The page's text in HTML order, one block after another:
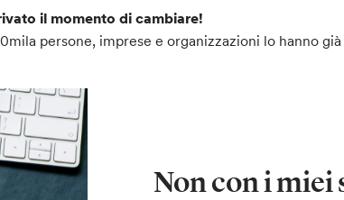
il momento di cambiare!
persone, imprese e organizzazioni lo hanno
Non con i miei